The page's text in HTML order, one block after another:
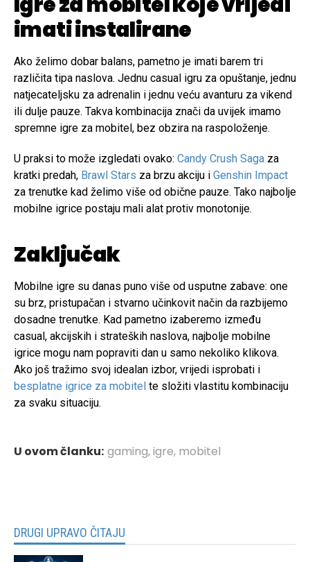
imati instalirane
Ako želimo dobar balans, pametno je imati barem tri
različita tipa naslova. Jednu casual igru za opuštanje, jednu
natjecateljsku za adrenalin i jednu veću avanturu za vikend
ili dulje pauze. Takva kombinacija znači da uvijek imamo
spremne igre za mobitel, bez obzira na raspoloženje.
U praksi to može izgledati ovako: Candy Crush Saga za
kratki predah, Brawl Stars za brzu akciju i Genshin Impact
za trenutke kad želimo više od obične pauze. Tako najbolje
mobilne igrice postaju mali alat protiv monotonije.
Zaključak
Mobilne igre su danas puno više od usputne zabave: one
su brz, pristupačan i stvarno učinkovit način da razbijemo
dosadne trenutke. Kad pametno izaberemo između
casual, akcijskih i strateških naslova, najbolje mobilne
igrice mogu nam popraviti dan u samo nekoliko klikova.
Ako još tražimo svoj idealan izbor, vrijedi isprobati i
besplatne igrice za mobitel te složiti vlastitu kombinaciju
za svaku situaciju.
U ovom članku: gaming,igre, mobitel
DRUGI UPRAVO ČITAJU